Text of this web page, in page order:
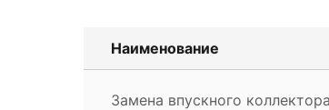
Наименование
Замена впускного